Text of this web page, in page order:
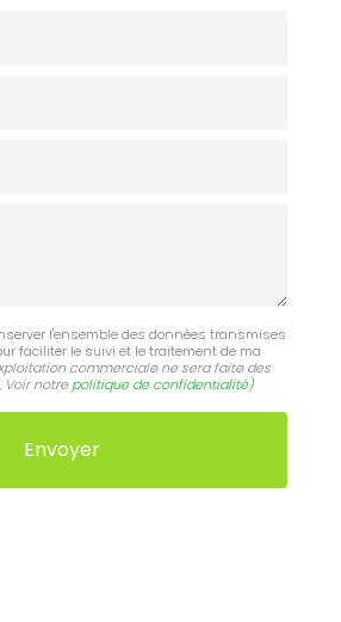
l'ensemble des données transmises
faciliter le suivi et le traitement de ma
commerciale ne sera faite des
Voir notre politique de confidentialité)